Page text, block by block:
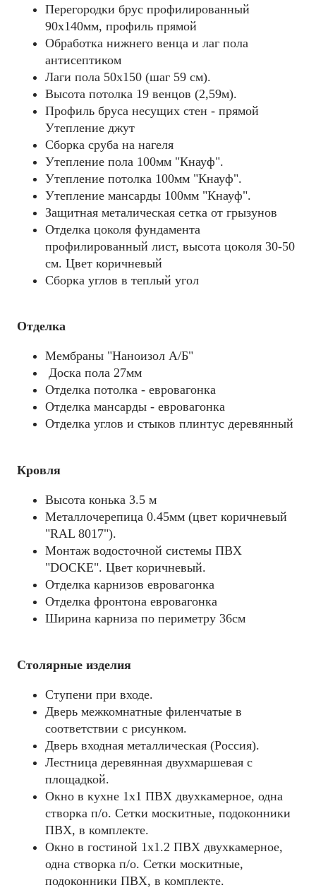
Перегородки брус профилированный
90х140мм, профиль прямой
Обработка нижнего венца и лаг пола
антисептиком
Лаги пола 50х150 (шаг 59 см).
Высота потолка 19 венцов (2,59м).
Профиль бруса несущих стен - прямой
Утепление джут
Сборка сруба на нагеля
Утепление пола 100мм "Кнауф".
Утепление потолка 100мм "Кнауф".
Утепление мансарды 100мм "Кнауф".
Защитная металическая сетка от грызунов
Отделка цоколя фундамента
профилированный лист, высота цоколя 30-50
см. Цвет коричневый
Сборка углов в теплый угол
Отделка
Мембраны "Наноизол А/Б"
Доска пола 27мм
Отделка потолка - евровагонка
Отделка мансарды - евровагонка
Отделка углов и стыков плинтус деревянный
Кровля
Высота конька 3.5 м
Металлочерепица 0.45мм (цвет коричневый
"RAL 8017").
Монтаж водосточной системы ПВХ
"DOCKE". Цвет коричневый.
Отделка карнизов евровагонка
Отделка фронтона евровагонка
Ширина карниза по периметру 36см
Столярные изделия
Ступени при входе.
Дверь межкомнатные филенчатые в
соответствии с рисунком.
Дверь входная металлическая (Россия).
Лестница деревянная двухмаршевая с
площадкой.
Окно в кухне 1х1 ПВХ двухкамерное, одна
створка п/о. Сетки москитные, подоконники
ПВХ, в комплекте.
Окно в гостиной 1х1.2 ПВХ двухкамерное,
одна створка п/о. Сетки москитные,
подоконники ПВХ, в комплекте.